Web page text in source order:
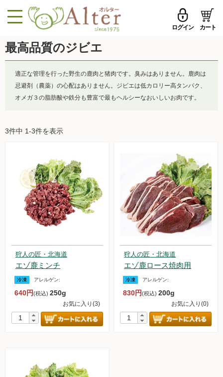
ログイン カート
メールアドレス
パスワード
パスワードを忘れた方はこちら
初めての方へ
新規一般会員登録
MENU
トップページへ戻る
品ものカテゴリ
セール品・おすすめ
野菜
果物
無農薬米・雑穀
パン・蜂蜜・ジャム他
国産大豆の加工品
たまご・乳製品
水産品
冷蔵食品他
最高品質のジビエ
適正な管理を行った野生の鹿肉と猪肉です。臭みはありません。鹿肉は
忌避剤（農薬）の心配はありません。ジビエは低カロリー高タンパク、
オメガ３の脂肪酸や鉄分も豊富で最もヘルシーなおいしいお肉です。
3件中 1-3件を表示
狩人の匠・北海道
エゾ鹿ミンチ
冷凍 アレルゲン:
640円(税込) 250g
お気に入り(3)
狩人の匠・北海道
エゾ鹿ロース焼肉用
冷凍 アレルゲン:
830円(税込)200g
お気に入り(0)